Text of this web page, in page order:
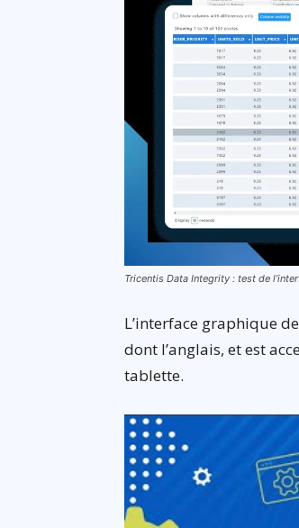
Tricentis Data Integrity : test de
L’interface graphique
dont l’anglais, et est
tablette.